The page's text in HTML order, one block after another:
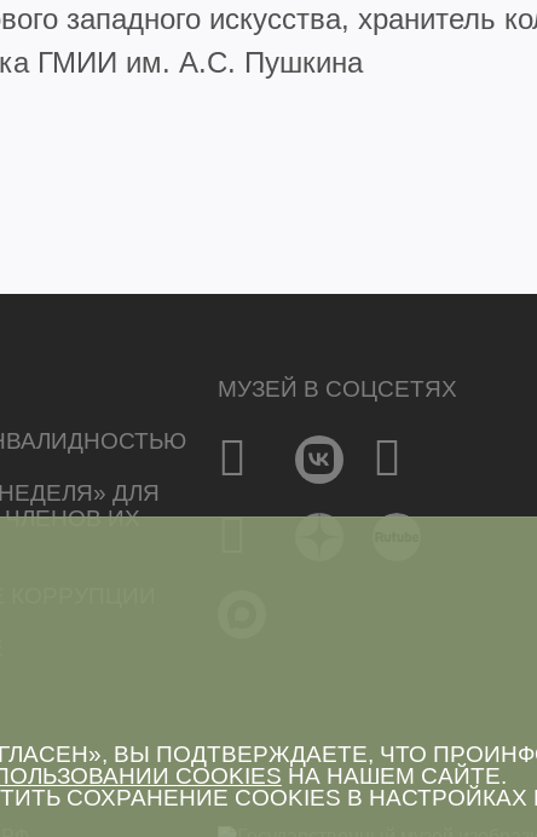
западного искусства, хранитель
ГМИИ им. А.С. Пушкина
ВЫ ПОДТВЕРЖДАЕТЕ, ЧТО
COOKIES НА НАШЕМ САЙТЕ.
СОХРАНЕНИЕ COOKIES В НАСТРОЙКАХ
ДЛЯ
ИХ
МУЗЕЙ В СОЦСЕТЯХ